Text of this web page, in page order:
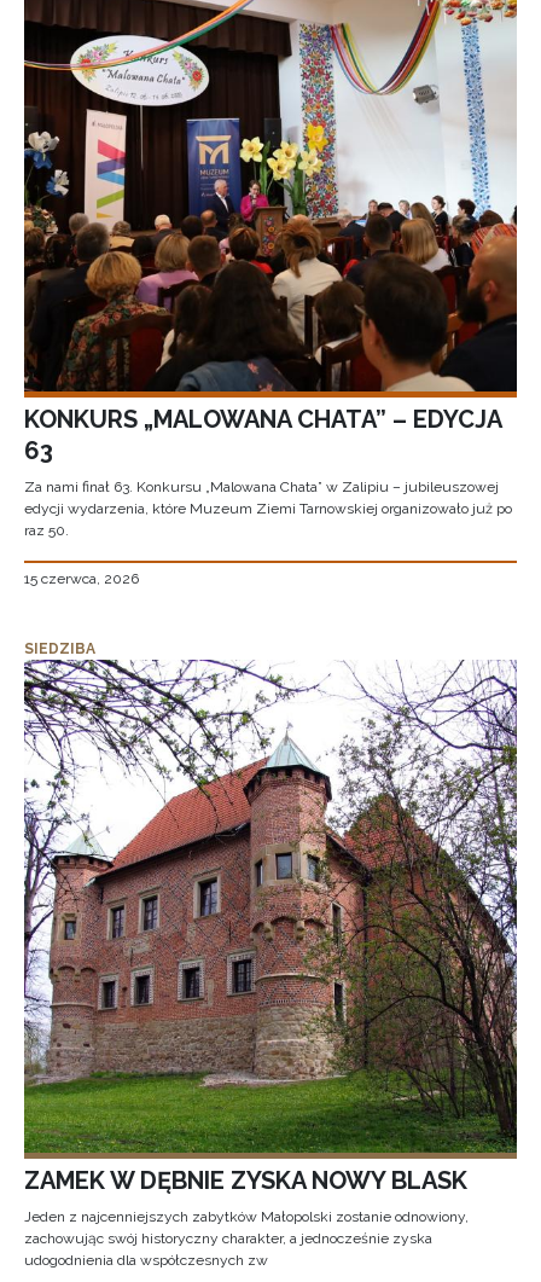
KONKURS „MALOWANA CHATA” – EDYCJA
63
Za nami finał 63. Konkursu „Malowana Chata” w Zalipiu – jubileuszowej
edycji wydarzenia, które Muzeum Ziemi Tarnowskiej organizowało już po
raz 50.
15 czerwca, 2026
SIEDZIBA
ZAMEK W DĘBNIE ZYSKA NOWY BLASK
Jeden z najcenniejszych zabytków Małopolski zostanie odnowiony,
zachowując swój historyczny charakter, a jednocześnie zyska
udogodnienia dla współczesnych zw